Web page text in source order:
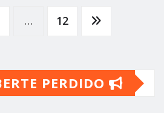
… 12
PERDIDO